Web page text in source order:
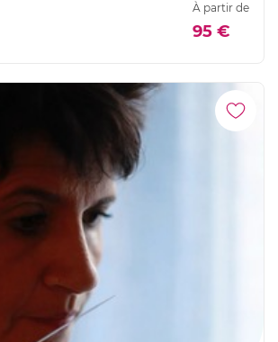
À partir de
95 €